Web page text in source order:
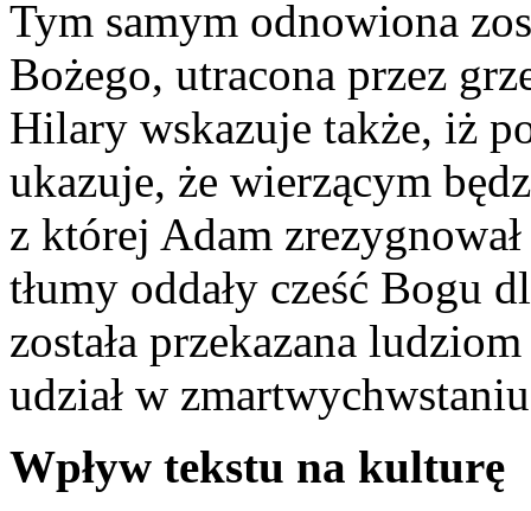
Tym samym odnowiona
Bożego, utracona przez
Hilary wskazuje także, iż
ukazuje, że wierzącym
z której Adam
tłumy oddały cześć Bogu
została przekazana
udział w
Wpływ tekstu na kulturę